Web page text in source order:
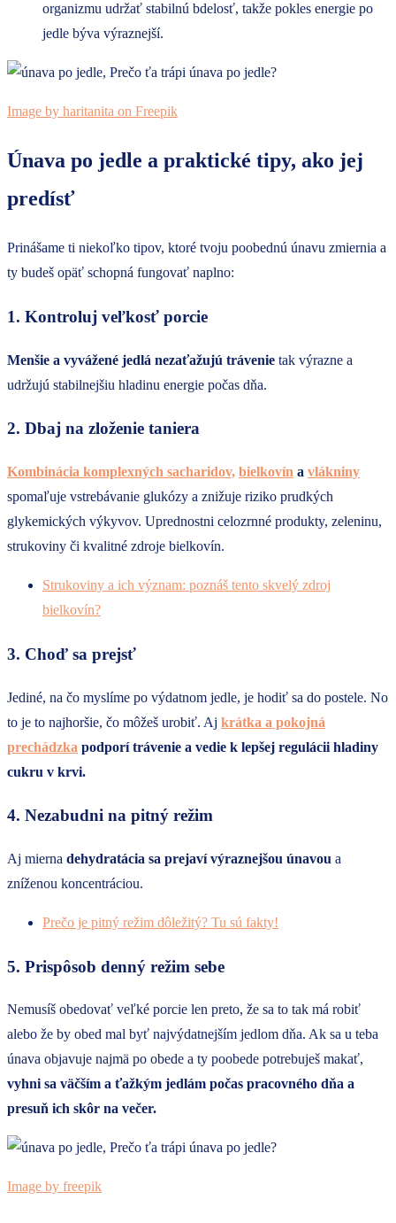
organizmu udržať stabilnú bdelosť, takže pokles energie po
jedle býva výraznejší.
Image by haritanita on Freepik
Únava po jedle a praktické tipy, ako jej
predísť
Prinášame ti niekoľko tipov, ktoré tvoju poobednú únavu zmiernia a
ty budeš opäť schopná fungovať naplno:
1. Kontroluj veľkosť porcie
Menšie a vyvážené jedlá nezaťažujú trávenie tak výrazne a
udržujú stabilnejšiu hladinu energie počas dňa.
2. Dbaj na zloženie taniera
Kombinácia komplexných sacharidov, bielkovín a vlákniny
spomaľuje vstrebávanie glukózy a znižuje riziko prudkých
glykemických výkyvov. Uprednostni celozrnné produkty, zeleninu,
strukoviny či kvalitné zdroje bielkovín.
Strukoviny a ich význam: poznáš tento skvelý zdroj
bielkovín?
3. Choď sa prejsť
Jediné, na čo myslíme po výdatnom jedle, je hodiť sa do postele. No
to je to najhoršie, čo môžeš urobiť. Aj krátka a pokojná
prechádzka podporí trávenie a vedie k lepšej regulácii hladiny
cukru v krvi.
4. Nezabudni na pitný režim
Aj mierna dehydratácia sa prejaví výraznejšou únavou a
zníženou koncentráciou.
Prečo je pitný režim dôležitý? Tu sú fakty!
5. Prispôsob denný režim sebe
Nemusíš obedovať veľké porcie len preto, že sa to tak má robiť
alebo že by obed mal byť najvýdatnejším jedlom dňa. Ak sa u teba
únava objavuje najmä po obede a ty poobede potrebuješ makať,
vyhni sa väčším a ťažkým jedlám počas pracovného dňa a
presuň ich skôr na večer.
Image by freepik